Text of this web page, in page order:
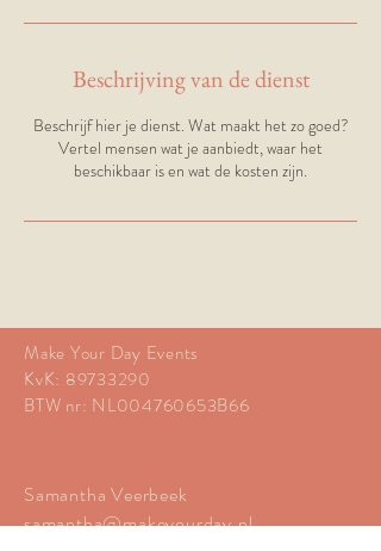
Beschrijving van de dienst
Beschrijf hier je dienst. Wat maakt het zo goed?
Vertel mensen wat je aanbiedt, waar het
beschikbaar is en wat de kosten zijn.
Make Your Day Events
KvK: 89733290
BTW nr: NL004760653B66
Samantha Veerbeek
samantha@makeyourday.nl